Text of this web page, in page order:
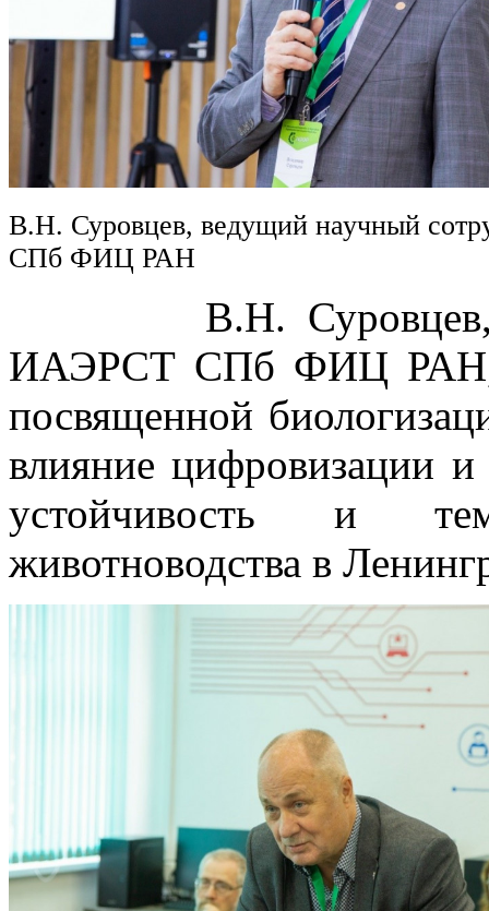
В.Н. Суровцев, ведущий научный
СПб ФИЦ РАН
В.Н. Суровцев,
ИАЭРСТ СПб ФИЦ РАН,
посвященной
влияние цифровизации и
устойчивость и
животноводства в